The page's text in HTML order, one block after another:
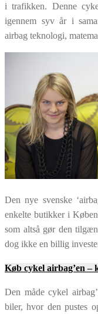
i trafikken. Denne
igennem syv år i
airbag teknologi,
Den nye svenske
enkelte butikker i
som altså gør den
dog ikke en billig
Køb cykel airbag’en –
Den måde cykel
biler, hvor den pustes